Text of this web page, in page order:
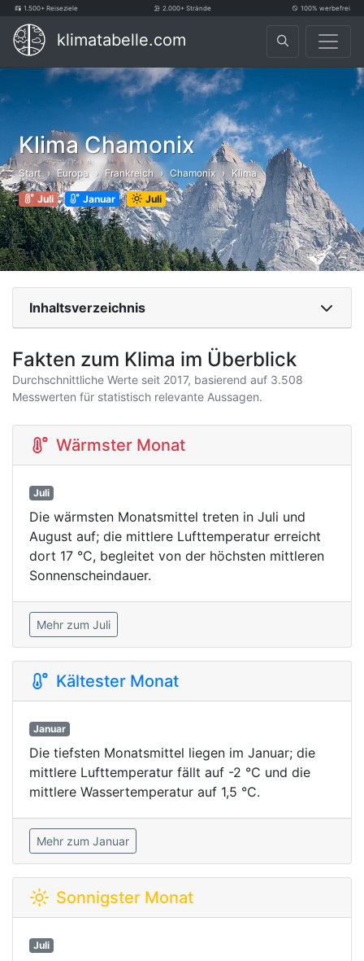
1.500+ Reiseziele 2.000+ Strände 100% werbefrei
klimatabelle.com
Klima Chamonix
Start Europa Frankreich Chamonix Klima
Juli Januar Juli
Inhaltsverzeichnis
Fakten zum Klima im Überblick
Durchschnittliche Werte seit 2017, basierend auf 3.508
Messwerten für statistisch relevante Aussagen.
Wärmster Monat
Juli
Die wärmsten Monatsmittel treten in Juli und
August auf; die mittlere Lufttemperatur erreicht
dort 17 °C, begleitet von der höchsten mittleren
Sonnenscheindauer.
Mehr zum Juli
Kältester Monat
Januar
Die tiefsten Monatsmittel liegen im Januar; die
mittlere Lufttemperatur fällt auf -2 °C und die
mittlere Wassertemperatur auf 1,5 °C.
Mehr zum Januar
Sonnigster Monat
Juli